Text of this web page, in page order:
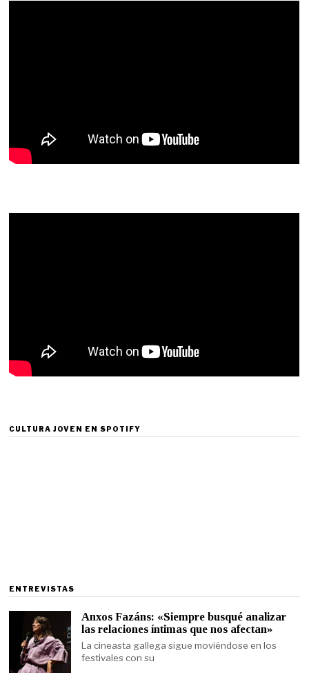
CULTURA JOVEN EN SPOTIFY
ENTREVISTAS
Anxos Fazáns: «Siempre busqué analizar
las relaciones íntimas que nos afectan»
La cineasta gallega sigue moviéndose en los
festivales con su